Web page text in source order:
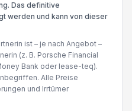
Das definitive
werden und kann von dieser
ist – je nach Angebot –
(z. B. Porsche Financial
Bank oder lease-teq).
Alle Preise
und Irrtümer